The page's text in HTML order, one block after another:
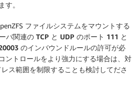
す。
ファイルシステムをマウントする
バ関連の TCP と UDP のポート 111 と
のインバウンドルールの許可が必
ントロールをより強力にする場合は、対
ス範囲を制限することも検討してださ